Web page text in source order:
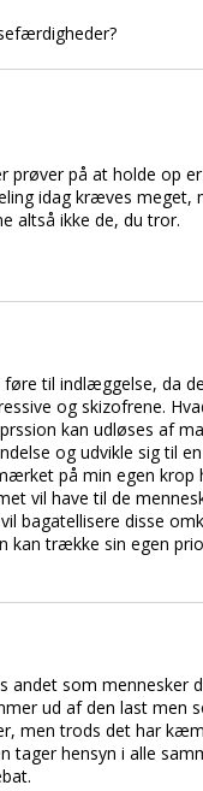
prøver på at holde op
idag kræves meget,
altså ikke de, du tror.
til indlæggelse, da
og skizofrene.
kan udløses af
og udvikle sig til
på min egen
vil have til de
bagatellisere disse
kan trække sin egen
andet som
ud af den last
men trods det har
tager hensyn i alle